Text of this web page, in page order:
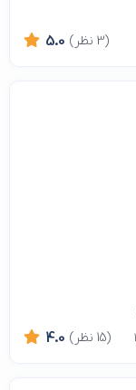
5.0 (3 نظر)
4.0 (15 نظر)